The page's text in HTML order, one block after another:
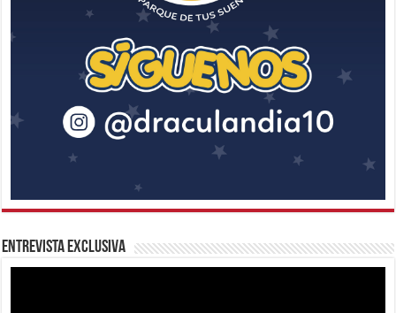
Entrevista Exclusiva